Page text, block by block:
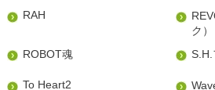
RAH
ク）
ROBOT魂
To Heart2